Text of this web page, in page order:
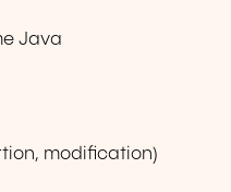
Java
modification)